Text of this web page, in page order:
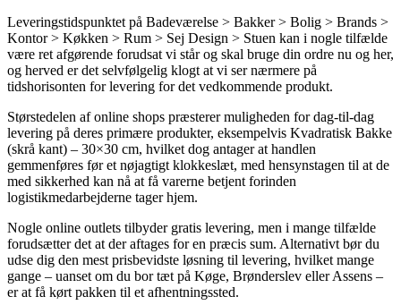
Leveringstidspunktet på Badeværelse > Bakker > Bolig > Brands >
Kontor > Køkken > Rum > Sej Design > Stuen kan i nogle tilfælde
være ret afgørende forudsat vi står og skal bruge din ordre nu og her,
og herved er det selvfølgelig klogt at vi ser nærmere på
tidshorisonten for levering for det vedkommende produkt.
Størstedelen af online shops præsterer muligheden for dag-til-dag
levering på deres primære produkter, eksempelvis Kvadratisk Bakke
(skrå kant) – 30×30 cm, hvilket dog antager at handlen
gemmenføres før et nøjagtigt klokkeslæt, med hensynstagen til at de
med sikkerhed kan nå at få varerne betjent forinden
logistikmedarbejderne tager hjem.
Nogle online outlets tilbyder gratis levering, men i mange tilfælde
forudsætter det at der aftages for en præcis sum. Alternativt bør du
udse dig den mest prisbevidste løsning til levering, hvilket mange
gange – uanset om du bor tæt på Køge, Brønderslev eller Assens –
er at få kørt pakken til et afhentningssted.